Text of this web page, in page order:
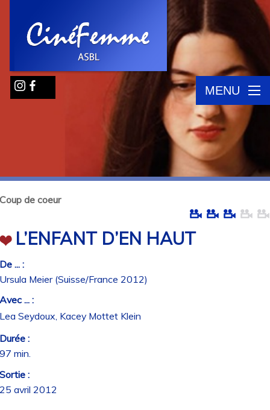
MENU
de coeur
L’ENFANT D’EN HAUT
... :
Meier (Suisse/France 2012)
... :
Seydoux, Kacey Mottet Klein
:
min.
:
avril 2012